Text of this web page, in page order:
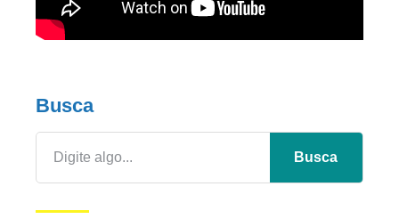
Busca
Busca